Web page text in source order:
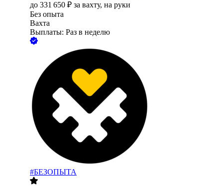
до 331 650 ₽ за вахту, на руки
Без опыта
Вахта
Выплаты: Раз в неделю
#БЕЗОПЫТА